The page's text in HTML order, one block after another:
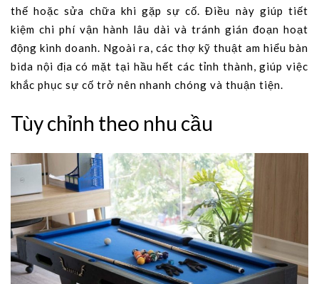
thế hoặc sửa chữa khi gặp sự cố. Điều này giúp tiết
kiệm chi phí vận hành lâu dài và tránh gián đoạn hoạt
động kinh doanh. Ngoài ra, các thợ kỹ thuật am hiểu bàn
bida nội địa có mặt tại hầu hết các tỉnh thành, giúp việc
khắc phục sự cố trở nên nhanh chóng và thuận tiện.
Tùy chỉnh theo nhu cầu